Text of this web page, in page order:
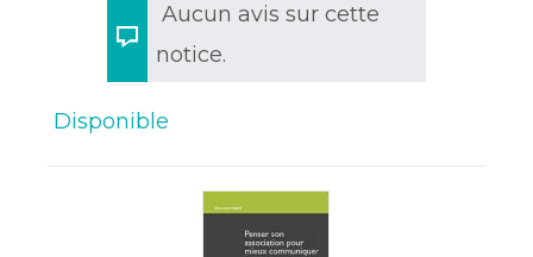
Aucun avis sur cette
notice.
Disponible